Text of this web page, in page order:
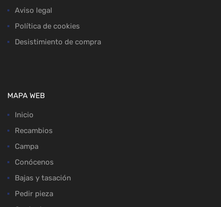
Aviso legal
Política de cookies
Desistimiento de compra
MAPA WEB
Inicio
Recambios
Campa
Conócenos
Bajas y tasación
Pedir pieza